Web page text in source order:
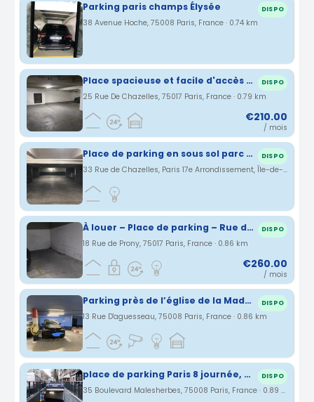
Parking paris champs Élysée DISPO
38 Avenue Hoche, 75008 Paris, France · 0.74 km
Place spacieuse et facile d'accès parking Parc Monceau DISPO
25 Rue De Chazelles, 75017 Paris, France · 0.79 km
€210.00
/ mois
Place de parking en sous sol parc Monceau DISPO
33 Rue de Chazelles, Paris 17e Arrondissement, Île-de-France, France · 0.81 km
À louer – Place de parking – Rue de Prony - Parc Monceau DISPO
18 Rue de Prony, 75017 Paris, France · 0.86 km
€260.00
/ mois
Parking près de l’église de la Madeleine 75008 DISPO
13 Rue D'aguesseau, 75008 Paris, France · 0.86 km
place de parking Paris 8 journée, weekend ou semaine DISPO
35 Boulevard Malesherbes, 75008 Paris, France · 0.89 km